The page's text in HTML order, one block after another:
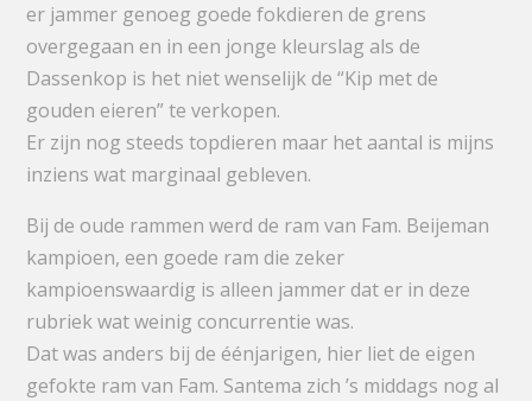
er jammer genoeg goede fokdieren de grens
overgegaan en in een jonge kleurslag als de
Dassenkop is het niet wenselijk de “Kip met de
gouden eieren” te verkopen.
Er zijn nog steeds topdieren maar het aantal is mijns
inziens wat marginaal gebleven.
Bij de oude rammen werd de ram van Fam. Beijeman
kampioen, een goede ram die zeker
kampioenswaardig is alleen jammer dat er in deze
rubriek wat weinig concurrentie was.
Dat was anders bij de éénjarigen, hier liet de eigen
gefokte ram van Fam. Santema zich ’s middags nog al